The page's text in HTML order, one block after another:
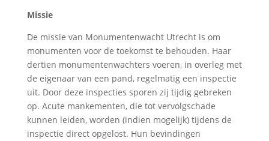
Missie
De missie van Monumentenwacht Utrecht is om
monumenten voor de toekomst te behouden. Haar
dertien monumentenwachters voeren, in overleg met
de eigenaar van een pand, regelmatig een inspectie
uit. Door deze inspecties sporen zij tijdig gebreken
op. Acute mankementen, die tot vervolgschade
kunnen leiden, worden (indien mogelijk) tijdens de
inspectie direct opgelost. Hun bevindingen